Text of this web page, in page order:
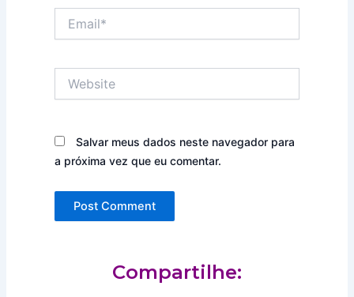
Salvar meus dados neste navegador para
a próxima vez que eu comentar.
Compartilhe: